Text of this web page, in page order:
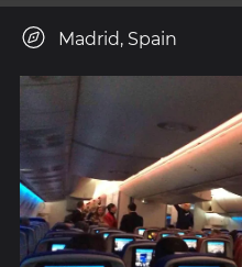
Madrid, Spain